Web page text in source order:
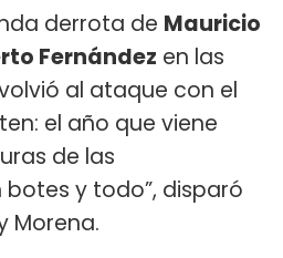
derrota de Mauricio
Fernández en las
volvió al ataque con el
el año que viene
de las
y todo”, disparó
Morena.